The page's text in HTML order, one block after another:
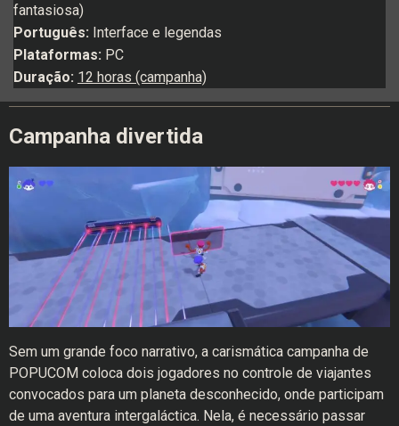
fantasiosa)
Português: Interface e legendas
Plataformas: PC
Duração: 12 horas (campanha)
Campanha divertida
Sem um grande foco narrativo, a carismática campanha de
POPUCOM coloca dois jogadores no controle de viajantes
convocados para um planeta desconhecido, onde participam
de uma aventura intergaláctica. Nela, é necessário passar